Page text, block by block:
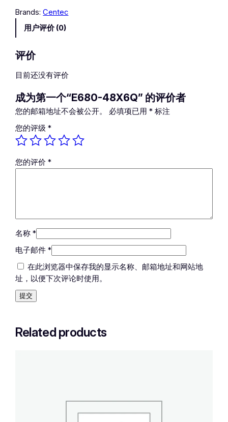
8
6
Q
量
Brands:Centec
用户评价 (0)
评价
目前还没有评价
成为第一个“E680-48X6Q” 的评价者
您的邮箱地址不会被公开。 必填项已用* 标注
您的评级*
您的评价*
名称*
电子邮件*
在此浏览器中保存我的显示名称、邮箱地址和网站地
址，以便下次评论时使用。
Related products